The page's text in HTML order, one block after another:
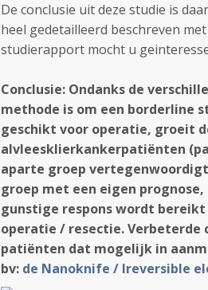
De conclusie uit deze studie is
heel gedetailleerd beschreven
studierapport mocht u
Conclusie: Ondanks de
methode is om een borderline
geschikt voor operatie, groeit
alvleesklierkankerpatiënten (
aparte groep
groep met een eigen
gunstige respons wordt
operatie / resectie.
patiënten dat mogelijk in
bv: de Nanoknife / Ireversible